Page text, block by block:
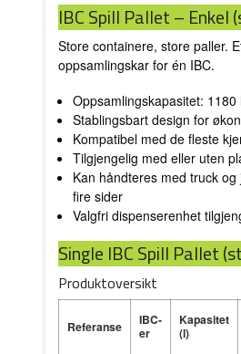
IBC Spill Pallet – Enkel
Store containere, store paller.
oppsamlingskar for én IBC.
Oppsamlingskapasitet: 1180
Stablingsbart design for
Kompatibel med de fleste
Tilgjengelig med eller uten
Kan håndteres med truck
fire sider
Valgfri dispenserenhet
Single IBC Spill Pallet
Produktoversikt
Referanse
IBC-
er
Kapasitet
(l)